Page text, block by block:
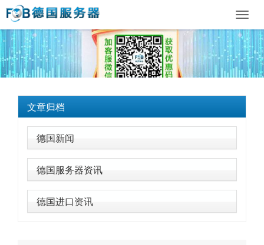
文章归档
德国新闻
德国服务器资讯
德国进口资讯